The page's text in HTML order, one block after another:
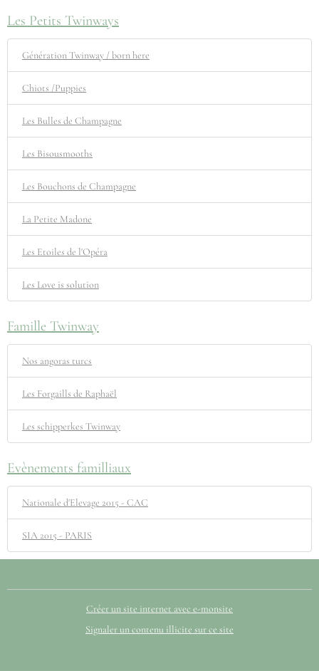
Les Petits Twinways
Génération Twinway / born here
Chiots /Puppies
Les Bulles de Champagne
Les Bisousmooths
Les Bouchons de Champagne
La Petite Madone
Les Etoiles de l'Opéra
Les Love is solution
Famille Twinway
Nos angoras turcs
Les Forgaills de Raphaël
Les schipperkes Twinway
Evènements familliaux
Nationale d'Elevage 2015 - CAC
SIA 2015 - PARIS
Créer un site internet avec e-monsite
Signaler un contenu illicite sur ce site